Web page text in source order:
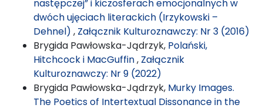
następczej” i kiczosferach emocjonalnych w
dwóch ujęciach literackich (Irzykowski –
Dehnel) , Załącznik Kulturoznawczy: Nr 3 (2016)
Brygida Pawłowska-Jądrzyk, Polański,
Hitchcock i MacGuffin, Załącznik
Kulturoznawczy: Nr 9 (2022)
Brygida Pawłowska-Jądrzyk, Murky Images.
The Poetics of Intertextual Dissonance in the